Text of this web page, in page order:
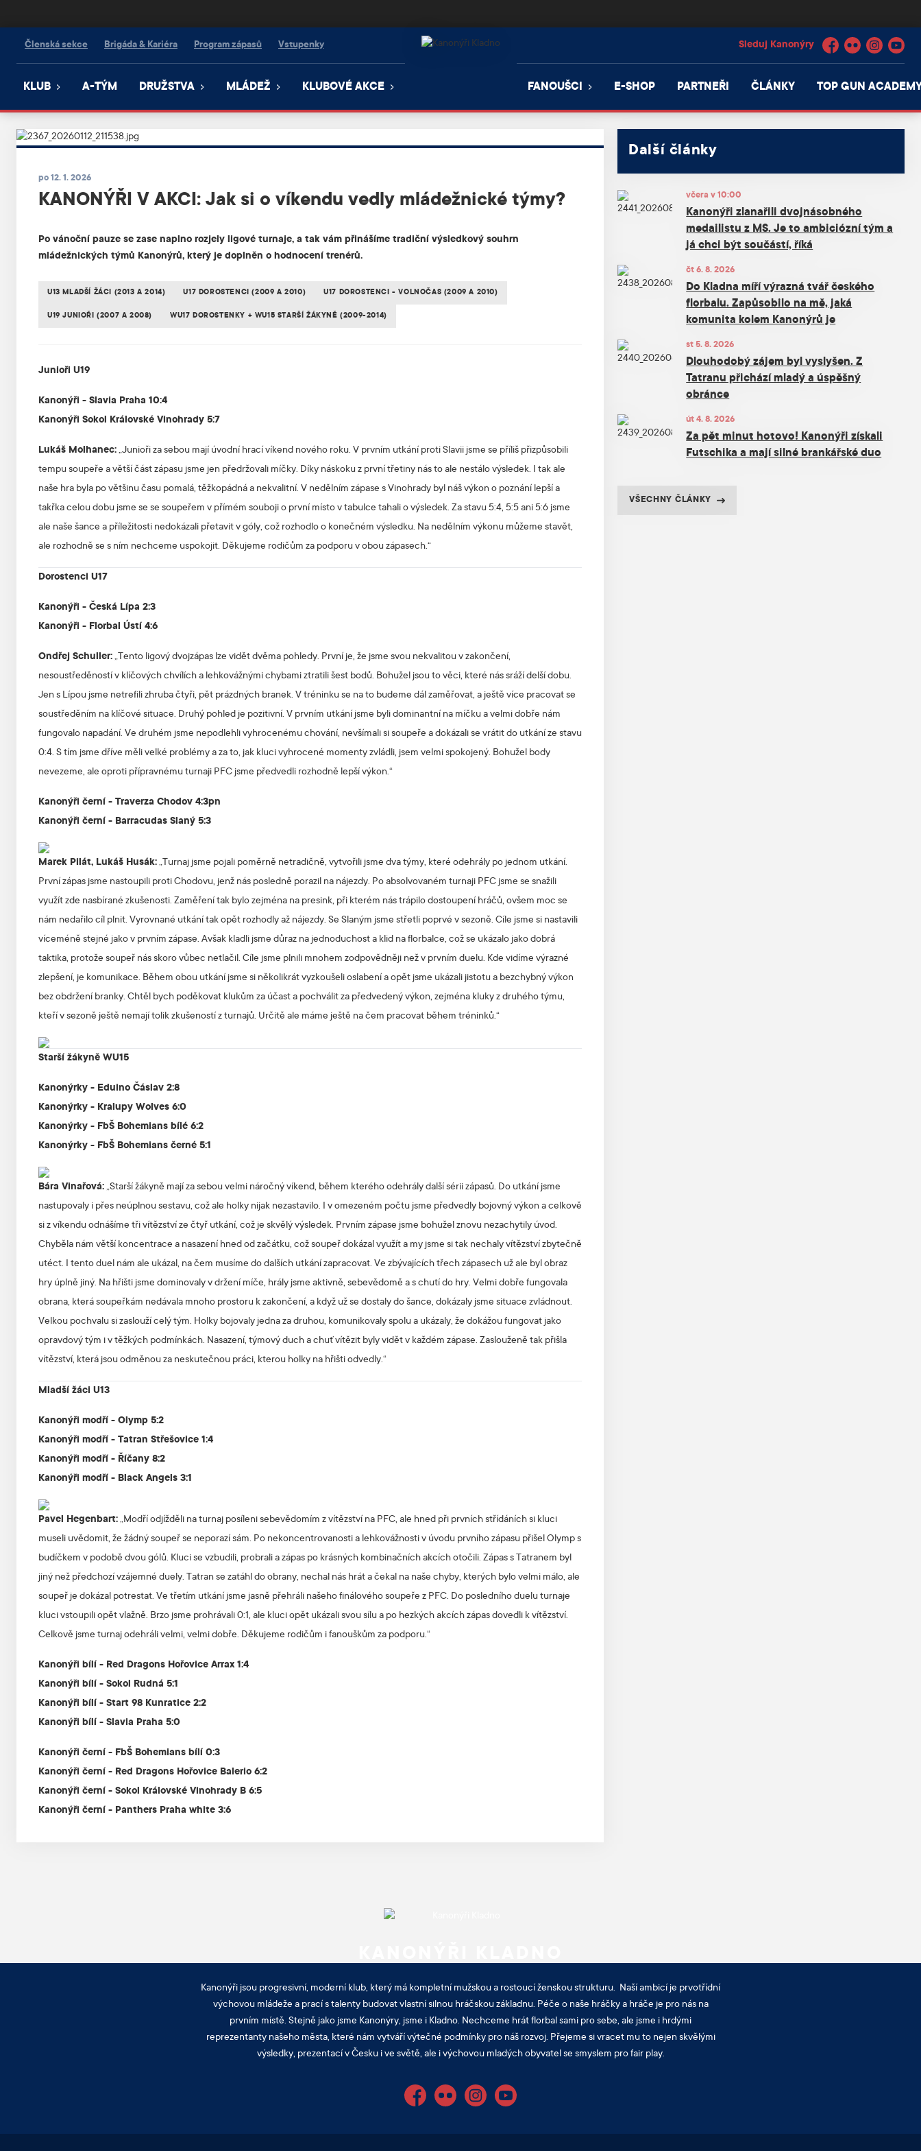
Členská sekce Brigáda & Kariéra Program zápasů Vstupenky
Facebook
Flickr InstagramYouTube
KLUB A-TÝM DRUŽSTVA MLÁDEŽ KLUBOVÉ AKCE FANOUŠCI E-SHOP PARTNEŘI ČLÁNKY TOP GUN
Další články
včera v 10:00
Kanonýři zlanařili dvojnásobného
medailistu z MS. Je to ambiciózní tým a
já chci být součástí, říká
čt 6. 8. 2026
Do Kladna míří výrazná tvář českého
florbalu. Zapůsobilo na mě, jaká
komunita kolem Kanonýrů je
st 5. 8. 2026
Dlouhodobý zájem byl vyslyšen. Z
Tatranu přichází mladý a úspěšný
obránce
út 4. 8. 2026
Za pět minut hotovo! Kanonýři získali
Futschika a mají silné brankářské duo
VŠECHNY ČLÁNKY
po 12. 1. 2026
KANONÝŘI V AKCI: Jak si o víkendu vedly mládežnické týmy?
Po vánoční pauze se zase naplno rozjely ligové turnaje, a tak vám přinášíme tradiční výsledkový souhrn
mládežnických týmů Kanonýrů, který je doplněn o hodnocení trenérů.
U13 MLADŠÍ ŽÁCI (2013 A 2014) U17 DOROSTENCI (2009 A 2010) U17 DOROSTENCI - VOLNOČAS (2009 A 2010)
U19 JUNIOŘI (2007 A 2008) WU17 DOROSTENKY + WU15 STARŠÍ ŽÁKYNĚ (2009-2014)
Junioři U19
Kanonýři - Slavia Praha 10:4
Kanonýři Sokol Královské Vinohrady 5:7
Lukáš Molhanec:„Junioři za sebou mají úvodní hrací víkend nového roku. V prvním utkání proti Slavii jsme se příliš přizpůsobili
tempu soupeře a větší část zápasu jsme jen předržovali míčky. Díky náskoku z první třetiny nás to ale nestálo výsledek. I tak ale
naše hra byla po většinu času pomalá, těžkopádná a nekvalitní. V nedělním zápase s Vinohrady byl náš výkon o poznání lepší a
takřka celou dobu jsme se se soupeřem v přímém souboji o první místo v tabulce tahali o výsledek. Za stavu 5:4, 5:5 ani 5:6 jsme
ale naše šance a příležitosti nedokázali přetavit v góly, což rozhodlo o konečném výsledku. Na nedělním výkonu můžeme stavět,
ale rozhodně se s ním nechceme uspokojit. Děkujeme rodičům za podporu v obou zápasech.“
Dorostenci U17
Kanonýři - Česká Lípa 2:3
Kanonýři - Florbal Ústí 4:6
Ondřej Schuller:„Tento ligový dvojzápas lze vidět dvěma pohledy. První je, že jsme svou nekvalitou v zakončení,
nesoustředěností v klíčových chvílích a lehkovážnými chybami ztratili šest bodů. Bohužel jsou to věci, které nás sráží delší dobu.
Jen s Lípou jsme netrefili zhruba čtyři, pět prázdných branek. V tréninku se na to budeme dál zaměřovat, a ještě více pracovat se
soustředěním na klíčové situace. Druhý pohled je pozitivní. V prvním utkání jsme byli dominantní na míčku a velmi dobře nám
fungovalo napadání. Ve druhém jsme nepodlehli vyhrocenému chování, nevšímali si soupeře a dokázali se vrátit do utkání ze stavu
0:4. S tím jsme dříve měli velké problémy a za to, jak kluci vyhrocené momenty zvládli, jsem velmi spokojený. Bohužel body
nevezeme, ale oproti přípravnému turnaji PFC jsme předvedli rozhodně lepší výkon.“
Kanonýři černí - Traverza Chodov 4:3pn
Kanonýři černí - Barracudas Slaný 5:3
Marek Pilát, Lukáš Husák:„Turnaj jsme pojali poměrně netradičně, vytvořili jsme dva týmy, které odehrály po jednom utkání.
První zápas jsme nastoupili proti Chodovu, jenž nás posledně porazil na nájezdy. Po absolvovaném turnaji PFC jsme se snažili
využít zde nasbírané zkušenosti. Zaměření tak bylo zejména na presink, při kterém nás trápilo dostoupení hráčů, ovšem moc se
nám nedařilo cíl plnit. Vyrovnané utkání tak opět rozhodly až nájezdy. Se Slaným jsme střetli poprvé v sezoně. Cíle jsme si nastavili
víceméně stejné jako v prvním zápase. Avšak kladli jsme důraz na jednoduchost a klid na florbalce, což se ukázalo jako dobrá
taktika, protože soupeř nás skoro vůbec netlačil. Cíle jsme plnili mnohem zodpovědněji než v prvním duelu. Kde vidíme výrazné
zlepšení, je komunikace. Během obou utkání jsme si několikrát vyzkoušeli oslabení a opět jsme ukázali jistotu a bezchybný výkon
bez obdržení branky. Chtěl bych poděkovat klukům za účast a pochválit za předvedený výkon, zejména kluky z druhého týmu,
kteří v sezoně ještě nemají tolik zkušeností z turnajů. Určitě ale máme ještě na čem pracovat během tréninků.“
Starší žákyně WU15
Kanonýrky - Eduino Čáslav 2:8
Kanonýrky - Kralupy Wolves 6:0
Kanonýrky - FbŠ Bohemians bílé 6:2
Kanonýrky - FbŠ Bohemians černé 5:1
Bára Vinařová:„Starší žákyně mají za sebou velmi náročný víkend, během kterého odehrály další sérii zápasů. Do utkání jsme
nastupovaly i přes neúplnou sestavu, což ale holky nijak nezastavilo. I v omezeném počtu jsme předvedly bojovný výkon a celkově
si z víkendu odnášíme tři vítězství ze čtyř utkání, což je skvělý výsledek. Prvním zápase jsme bohužel znovu nezachytily úvod.
Chyběla nám větší koncentrace a nasazení hned od začátku, což soupeř dokázal využít a my jsme si tak nechaly vítězství zbytečně
utéct. I tento duel nám ale ukázal, na čem musíme do dalších utkání zapracovat. Ve zbývajících třech zápasech už ale byl obraz
hry úplně jiný. Na hřišti jsme dominovaly v držení míče, hrály jsme aktivně, sebevědomě a s chutí do hry. Velmi dobře fungovala
obrana, která soupeřkám nedávala mnoho prostoru k zakončení, a když už se dostaly do šance, dokázaly jsme situace zvládnout.
Velkou pochvalu si zaslouží celý tým. Holky bojovaly jedna za druhou, komunikovaly spolu a ukázaly, že dokážou fungovat jako
opravdový tým i v těžkých podmínkách. Nasazení, týmový duch a chuť vítězit byly vidět v každém zápase. Zaslouženě tak přišla
vítězství, která jsou odměnou za neskutečnou práci, kterou holky na hřišti odvedly.“
Mladší žáci U13
Kanonýři modří - Olymp 5:2
Kanonýři modří - Tatran Střešovice 1:4
Kanonýři modří - Říčany 8:2
Kanonýři modří - Black Angels 3:1
Pavel Hegenbart:„Modří odjížděli na turnaj posíleni sebevědomím z vítězství na PFC, ale hned při prvních střídáních si kluci
museli uvědomit, že žádný soupeř se neporazí sám. Po nekoncentrovanosti a lehkovážnosti v úvodu prvního zápasu přišel Olymp s
budíčkem v podobě dvou gólů. Kluci se vzbudili, probrali a zápas po krásných kombinačních akcích otočili. Zápas s Tatranem byl
jiný než předchozí vzájemné duely. Tatran se zatáhl do obrany, nechal nás hrát a čekal na naše chyby, kterých bylo velmi málo, ale
soupeř je dokázal potrestat. Ve třetím utkání jsme jasně přehráli našeho finálového soupeře z PFC. Do posledního duelu turnaje
kluci vstoupili opět vlažně. Brzo jsme prohrávali 0:1, ale kluci opět ukázali svou sílu a po hezkých akcích zápas dovedli k vítězství.
Celkově jsme turnaj odehráli velmi, velmi dobře. Děkujeme rodičům i fanouškům za podporu.“
Kanonýři bílí - Red Dragons Hořovice Arrax 1:4
Kanonýři bílí - Sokol Rudná 5:1
Kanonýři bílí - Start 98 Kunratice 2:2
Kanonýři bílí - Slavia Praha 5:0
Kanonýři černí - FbŠ Bohemians bílí 0:3
Kanonýři černí - Red Dragons Hořovice Balerio 6:2
Kanonýři černí - Sokol Královské Vinohrady B 6:5
Kanonýři černí - Panthers Praha white 3:6
Kanonýři jsou progresivní, moderní klub, který má kompletní mužskou a rostoucí ženskou strukturu. Naší ambicí je prvotřídní
výchovou mládeže a prací s talenty budovat vlastní silnou hráčskou základnu. Péče o naše hráčky a hráče je pro nás na
prvním místě. Stejně jako jsme Kanonýry, jsme i Kladno. Nechceme hrát florbal sami pro sebe, ale jsme i hrdými
reprezentanty našeho města, které nám vytváří výtečné podmínky pro náš rozvoj. Přejeme si vracet mu to nejen skvělými
výsledky, prezentací v Česku i ve světě, ale i výchovou mladých obyvatel se smyslem pro fair play.
FacebookFlickr InstagramYouTube